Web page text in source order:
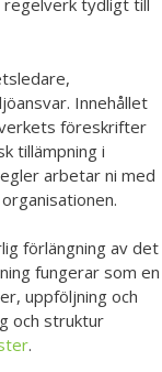
tydligt till
Innehållet
föreskrifter
tillämpning i
arbetar ni med
förlängning av det
fungerar som en
uppföljning och
och struktur
.